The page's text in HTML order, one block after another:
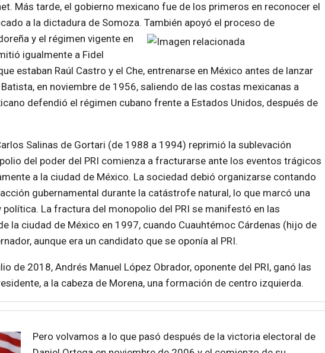
Más tarde, el gobierno mexicano fue de los primeros en reconocer el
a la dictadura de Somoza. También apoyó el proceso de
y el régimen vigente en
igualmente a Fidel
estaban Raúl Castro y el Che, entrenarse en México antes de lanzar
en noviembre de 1956, saliendo de las costas mexicanas a
defendió el régimen cubano frente a Estados Unidos, después de
Salinas de Gortari (de 1988 a 1994) reprimió la sublevación
del poder del PRI comienza a fracturarse ante los eventos trágicos
a la ciudad de México. La sociedad debió organizarse contando
gubernamental durante la catástrofe natural, lo que marcó una
La fractura del monopolio del PRI se manifestó en las
la ciudad de México en 1997, cuando Cuauhtémoc Cárdenas (hijo de
aunque era un candidato que se oponía al PRI.
de 2018, Andrés Manuel López Obrador, oponente del PRI, ganó las
a la cabeza de Morena, una formación de centro izquierda.
Pero volvamos a lo que pasó después de la victoria electoral de